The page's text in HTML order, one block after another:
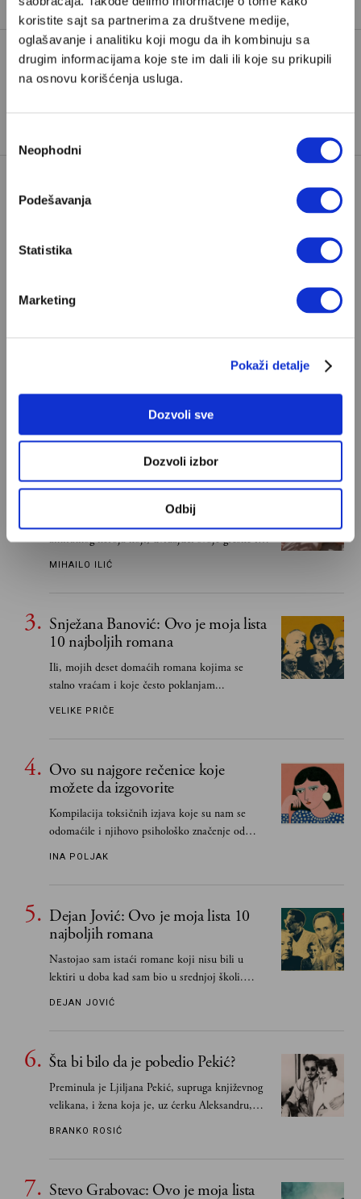
koristite sajt sa partnerima za društvene medije,
oglašavanje i analitiku koji mogu da ih kombinuju sa
drugim informacijama koje ste im dali ili koje su prikupili
na osnovu korišćenja usluga.
сагласности
Neophodni
Podešavanja
Statistika
Marketing
Pokaži detalje
Dozvoli sve
Dozvoli izbor
Odbij
BARAK OBAMA
POPULARNO
Od Dragoslava Mihailovića i Meše Selimovića,
do Mihaila Lalića i Slavenke Drakulić...
IVAN LALIĆ
Odisej je u stvari negativac
antiratnog heroja koji, uviđajući svoje greške i
učeći na njima, shvata da postoje stvari koje su
čak i pravde
MIHAILO ILIĆ
Snježana Banović: Ovo je moja lista
10 najboljih romana
Ili, mojih deset domaćih romana kojima se
stalno vraćam i koje često poklanjam...
VELIKE PRIČE
Ovo su najgore rečenice koje
možete da izgovorite
Kompilacija toksičnih izjava koje su nam se
odomaćile i njihovo psihološko značenje od
INA POLJAK
Dejan Jović: Ovo je moja lista 10
najboljih romana
Nastojao sam istaći romane koji nisu bili u
lektiri u doba kad sam bio u srednjoj školi.
Smatrao sam da su "klasici" već dovoljno
DEJAN JOVIĆ
Šta bi bilo da je pobedio Pekić?
Preminula je Ljiljana Pekić, supruga književnog
velikana, i žena koja je, uz ćerku Aleksandru,
vodila računa o zaostavštini pisca. Ovu priču o
poznavale
BRANKO ROSIĆ
Stevo Grabovac: Ovo je moja lista